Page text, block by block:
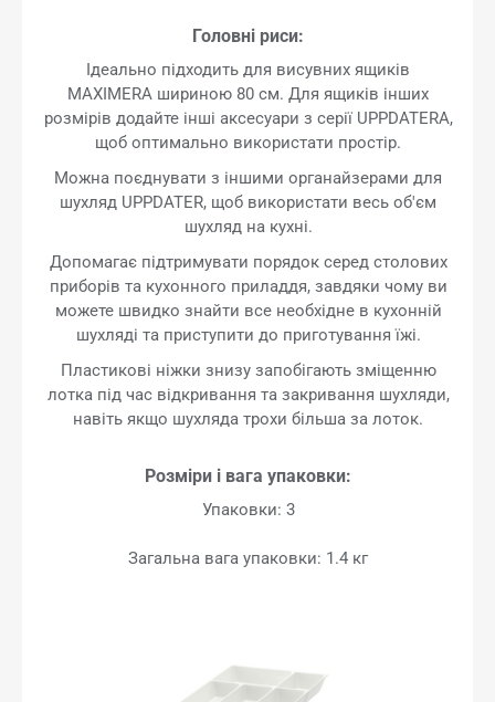
Головні риси:
Ідеально підходить для висувних ящиків
MAXIMERA шириною 80 см. Для ящиків інших
розмірів додайте інші аксесуари з серії UPPDATERA,
щоб оптимально використати простір.
Можна поєднувати з іншими органайзерами для
шухляд UPPDATER, щоб використати весь об'єм
шухляд на кухні.
Допомагає підтримувати порядок серед столових
приборів та кухонного приладдя, завдяки чому ви
можете швидко знайти все необхідне в кухонній
шухляді та приступити до приготування їжі.
Пластикові ніжки знизу запобігають зміщенню
лотка під час відкривання та закривання шухляди,
навіть якщо шухляда трохи більша за лоток.
Розміри і вага упаковки:
Упаковки: 3
Загальна вага упаковки: 1.4 кг